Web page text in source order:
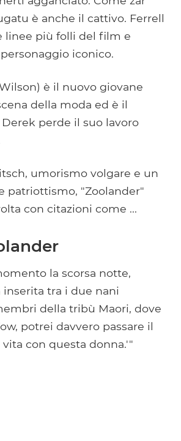
è anche il cattivo. Ferrell
linee più folli del film e
iconico.
è il nuovo giovane
della moda ed è il
perde il suo lavoro
umorismo volgare e un
patriottismo, "Zoolander"
con citazioni come ...
la scorsa notte,
inserita tra i due nani
della tribù Maori, dove
potrei davvero passare il
con questa donna.'"